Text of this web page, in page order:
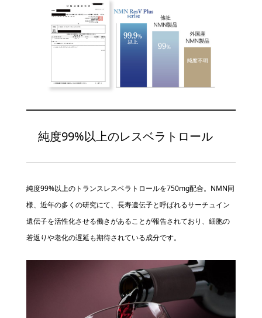
純度99%以上のレスベラトロール
純度99%以上のトランスレスベラトロールを750mg配合。NMN同
様、近年の多くの研究にて、長寿遺伝子と呼ばれるサーチュイン
遺伝子を活性化させる働きがあることが報告されており、細胞の
若返りや老化の遅延も期待されている成分です。